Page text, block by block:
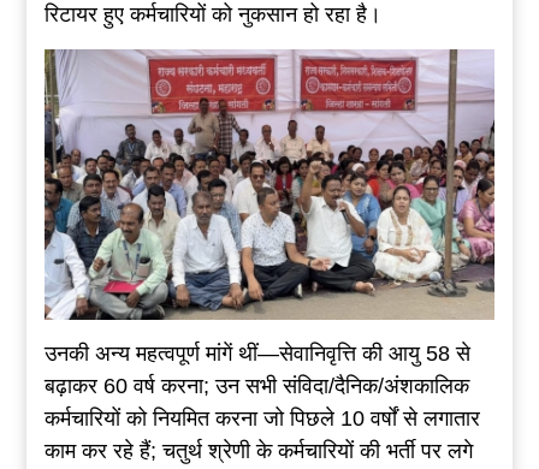
रिटायर हुए कर्मचारियों को नुकसान हो रहा है।
उनकी अन्य महत्वपूर्ण मांगें थीं—सेवानिवृत्ति की आयु 58 से
बढ़ाकर 60 वर्ष करना; उन सभी संविदा/दैनिक/अंशकालिक
कर्मचारियों को नियमित करना जो पिछले 10 वर्षों से लगातार
काम कर रहे हैं; चतुर्थ श्रेणी के कर्मचारियों की भर्ती पर लगे